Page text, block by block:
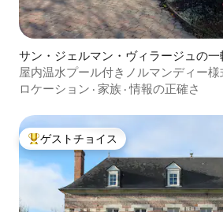
サン・ジェルマン・ヴィラージュの一
屋内温水プール付きノルマンディー
ロケーション · 家族 ·情報の正確さ
大好評のゲストチョイスです。
ゲストチョイス